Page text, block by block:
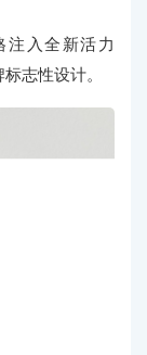
注入全新活力
志性设计。